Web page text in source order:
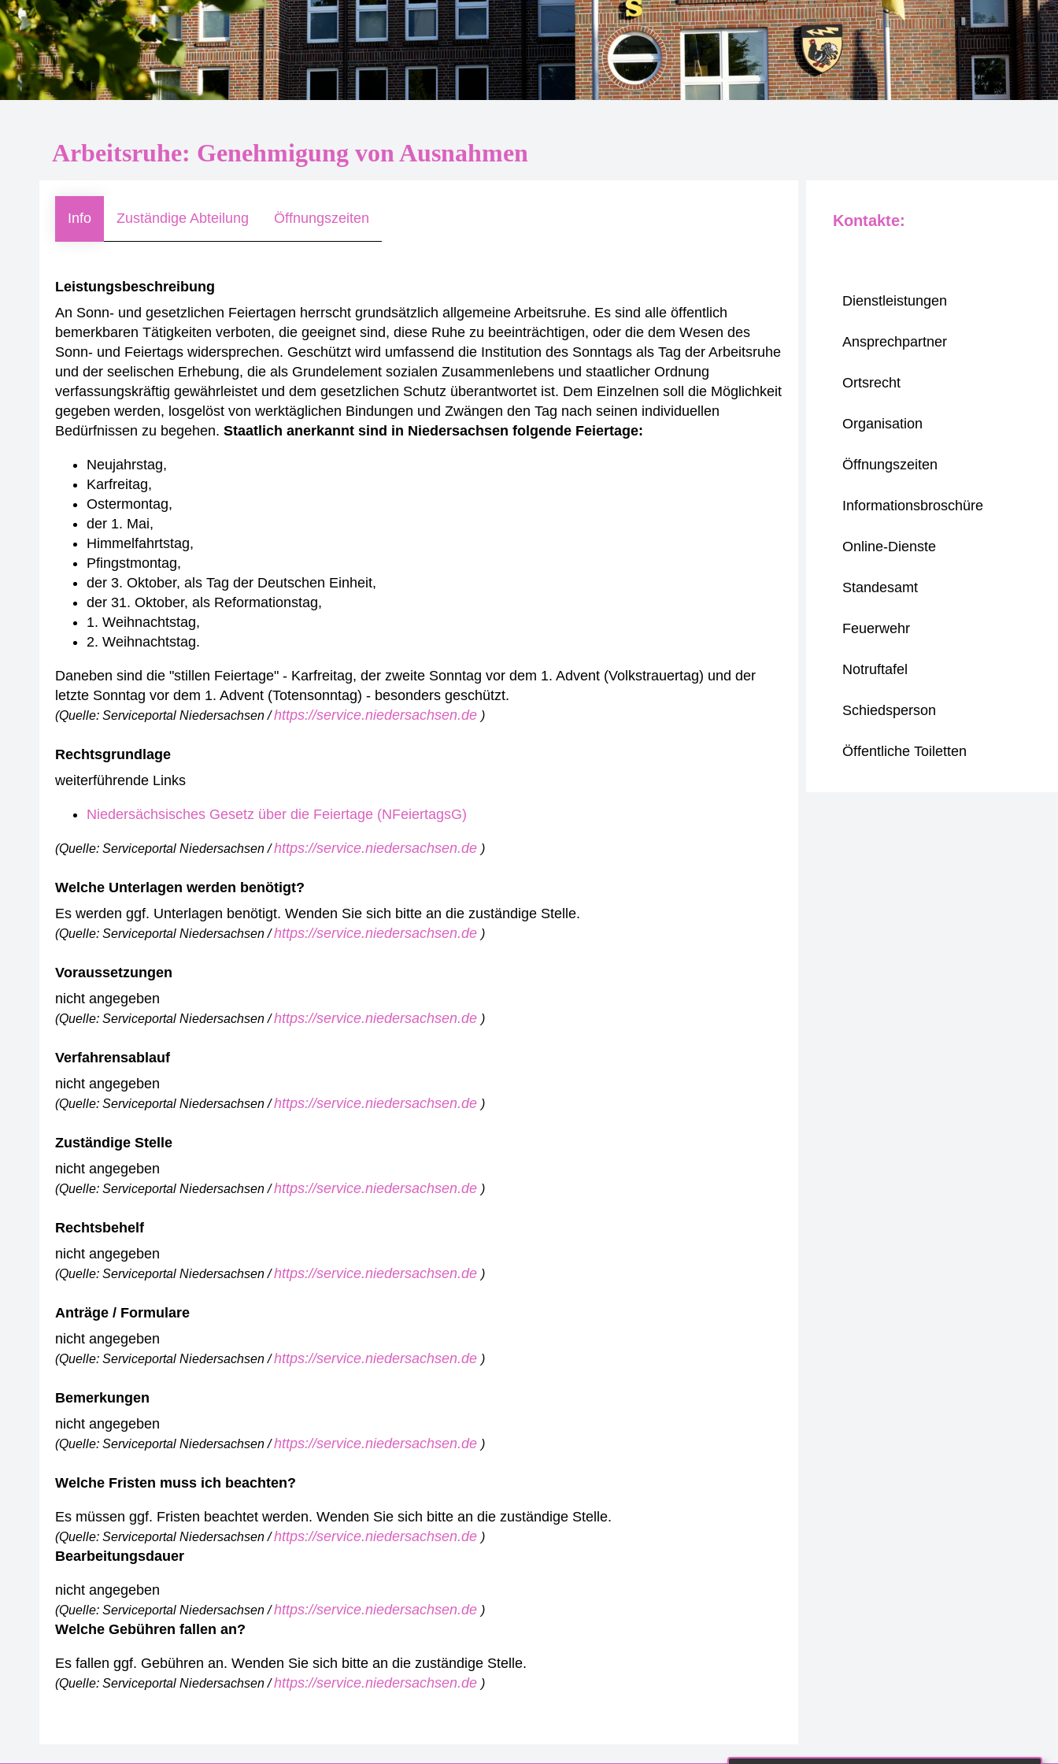
Arbeitsruhe: Genehmigung von Ausnahmen
Info Zuständige Abteilung Öffnungszeiten
Leistungsbeschreibung
An Sonn- und gesetzlichen Feiertagen herrscht grundsätzlich allgemeine Arbeitsruhe. Es sind alle öffentlich
bemerkbaren Tätigkeiten verboten, die geeignet sind, diese Ruhe zu beeinträchtigen, oder die dem Wesen des
Sonn- und Feiertags widersprechen. Geschützt wird umfassend die Institution des Sonntags als Tag der Arbeitsruhe
und der seelischen Erhebung, die als Grundelement sozialen Zusammenlebens und staatlicher Ordnung
verfassungskräftig gewährleistet und dem gesetzlichen Schutz überantwortet ist. Dem Einzelnen soll die Möglichkeit
gegeben werden, losgelöst von werktäglichen Bindungen und Zwängen den Tag nach seinen individuellen
Bedürfnissen zu begehen. Staatlich anerkannt sind in Niedersachsen folgende Feiertage:
Neujahrstag,
Karfreitag,
Ostermontag,
der 1. Mai,
Himmelfahrtstag,
Pfingstmontag,
der 3. Oktober, als Tag der Deutschen Einheit,
der 31. Oktober, als Reformationstag,
1. Weihnachtstag,
2. Weihnachtstag.
Daneben sind die "stillen Feiertage" - Karfreitag, der zweite Sonntag vor dem 1. Advent (Volkstrauertag) und der
letzte Sonntag vor dem 1. Advent (Totensonntag) - besonders geschützt.
(Quelle: Serviceportal Niedersachsen /https://service.niedersachsen.de )
Rechtsgrundlage
weiterführende Links
Niedersächsisches Gesetz über die Feiertage (NFeiertagsG)
(Quelle: Serviceportal Niedersachsen /https://service.niedersachsen.de )
Welche Unterlagen werden benötigt?
Es werden ggf. Unterlagen benötigt. Wenden Sie sich bitte an die zuständige Stelle.
(Quelle: Serviceportal Niedersachsen /https://service.niedersachsen.de )
Voraussetzungen
nicht angegeben
(Quelle: Serviceportal Niedersachsen /https://service.niedersachsen.de )
Verfahrensablauf
nicht angegeben
(Quelle: Serviceportal Niedersachsen /https://service.niedersachsen.de )
Zuständige Stelle
nicht angegeben
(Quelle: Serviceportal Niedersachsen /https://service.niedersachsen.de )
Rechtsbehelf
nicht angegeben
(Quelle: Serviceportal Niedersachsen /https://service.niedersachsen.de )
Anträge / Formulare
nicht angegeben
(Quelle: Serviceportal Niedersachsen /https://service.niedersachsen.de )
Bemerkungen
nicht angegeben
(Quelle: Serviceportal Niedersachsen /https://service.niedersachsen.de )
Welche Fristen muss ich beachten?
Es müssen ggf. Fristen beachtet werden. Wenden Sie sich bitte an die zuständige Stelle.
(Quelle: Serviceportal Niedersachsen /https://service.niedersachsen.de )
Bearbeitungsdauer
nicht angegeben
(Quelle: Serviceportal Niedersachsen /https://service.niedersachsen.de )
Welche Gebühren fallen an?
Es fallen ggf. Gebühren an. Wenden Sie sich bitte an die zuständige Stelle.
(Quelle: Serviceportal Niedersachsen /https://service.niedersachsen.de )
Dienstleistungen
Ansprechpartner
Ortsrecht
Organisation
Öffnungszeiten
Informationsbroschüre
Online-Dienste
Standesamt
Feuerwehr
Notruftafel
Schiedsperson
Öffentliche Toiletten
Kontakte: